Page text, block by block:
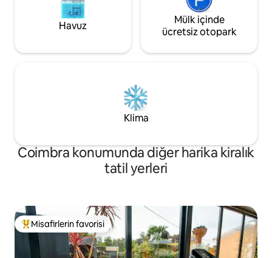
Havuz
Mülk içinde
ücretsiz otopark
Klima
Coimbra konumunda diğer harika kiralık
tatil yerleri
Misafirlerin favorilerinden en beğenilenler arasında
Misafirlerin favorisi